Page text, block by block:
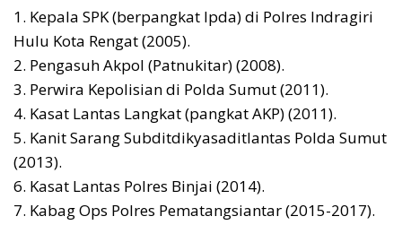
1. Kepala SPK (berpangkat Ipda) di Polres Indragiri
Hulu Kota Rengat (2005).
2. Pengasuh Akpol (Patnukitar) (2008).
3. Perwira Kepolisian di Polda Sumut (2011).
4. Kasat Lantas Langkat (pangkat AKP) (2011).
5. Kanit Sarang Subditdikyasaditlantas Polda Sumut
(2013).
6. Kasat Lantas Polres Binjai (2014).
7. Kabag Ops Polres Pematangsiantar (2015-2017).